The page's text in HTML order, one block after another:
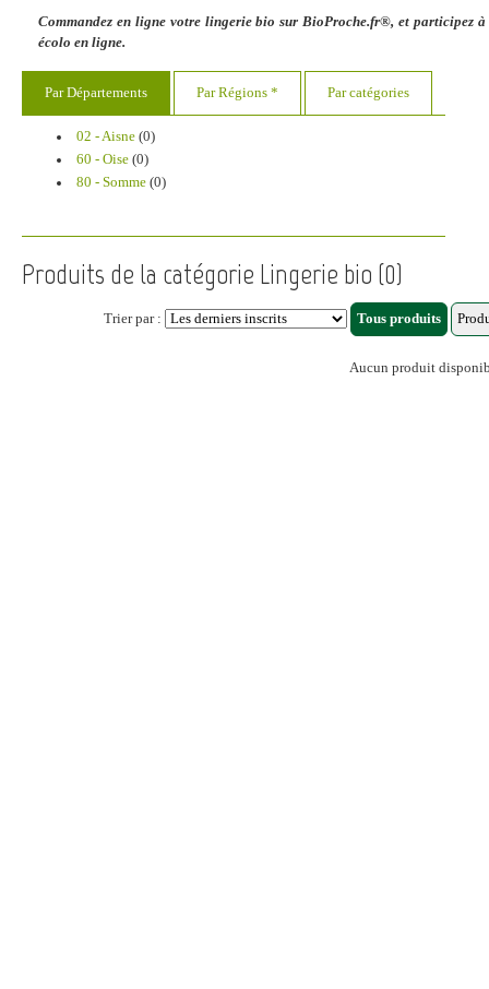
Commandez en ligne votre lingerie bio sur BioProche.fr®, et participez
écolo en ligne.
Par Départements Par Régions * Par catégories
02 - Aisne(0)
60 - Oise(0)
80 - Somme(0)
Produits de la catégorie Lingerie bio (0)
Trier par :
Aucun produit